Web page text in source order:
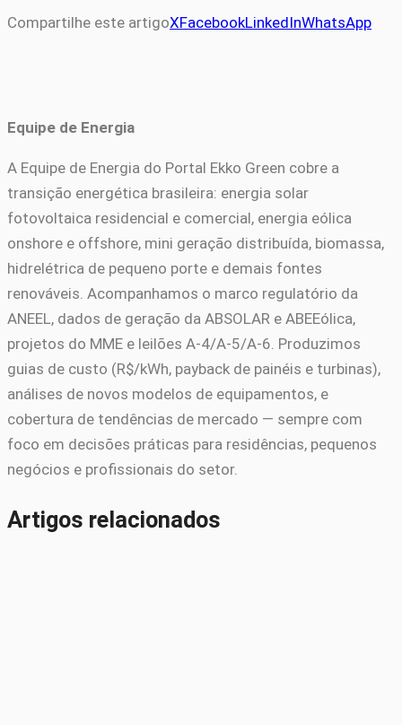
Compartilhe este artigoXFacebookLinkedInWhatsApp
Equipe de Energia
A Equipe de Energia do Portal Ekko Green cobre a
transição energética brasileira: energia solar
fotovoltaica residencial e comercial, energia eólica
onshore e offshore, mini geração distribuída, biomassa,
hidrelétrica de pequeno porte e demais fontes
renováveis. Acompanhamos o marco regulatório da
ANEEL, dados de geração da ABSOLAR e ABEEólica,
projetos do MME e leilões A-4/A-5/A-6. Produzimos
guias de custo (R$/kWh, payback de painéis e turbinas),
análises de novos modelos de equipamentos, e
cobertura de tendências de mercado — sempre com
foco em decisões práticas para residências, pequenos
negócios e profissionais do setor.
Artigos relacionados